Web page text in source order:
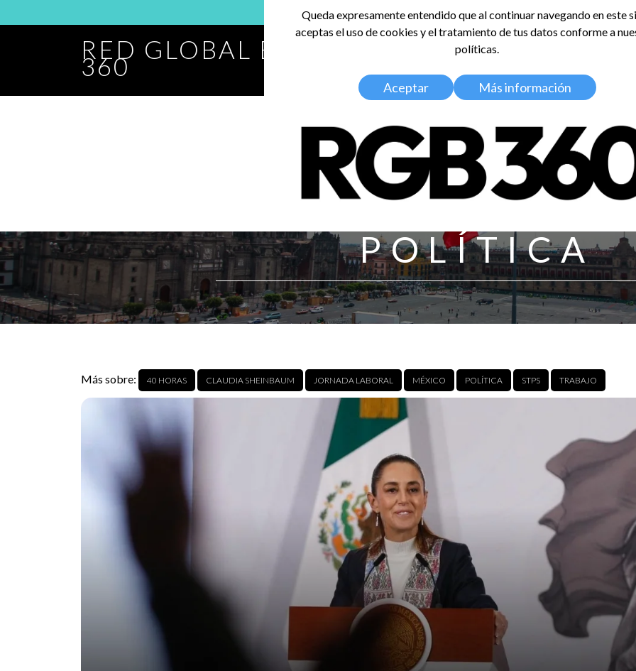
RED GLOBAL BALDOSA
360
POLÍTICA
Más sobre: 40 HORAS CLAUDIA SHEINBAUM JORNADA LABORAL MÉXICO POLÍTICA STPS TRABAJO
Queda expresamente entendido que al continuar navegando en este
aceptas el uso de cookies y el tratamiento de tus datos conforme a
políticas.
Aceptar Más información